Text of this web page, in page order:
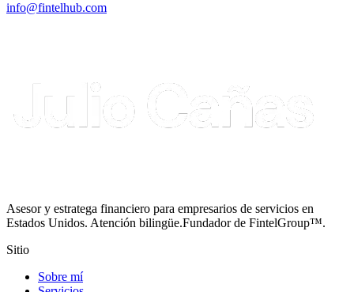
info@fintelhub.com
Asesor y estratega financiero para empresarios de servicios en
Estados Unidos. Atención bilingüe.Fundador de FintelGroup™.
Sitio
Sobre mí